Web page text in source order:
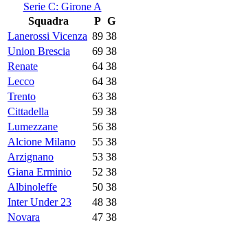
Serie C: Girone A
Squadra
P G
Lanerossi Vicenza 89 38
Union Brescia
69 38
Renate
64 38
Lecco
64 38
Trento
63 38
Cittadella
59 38
Lumezzane
56 38
Alcione Milano
55 38
Arzignano
53 38
Giana Erminio
52 38
Albinoleffe
50 38
Inter Under 23
48 38
Novara
47 38